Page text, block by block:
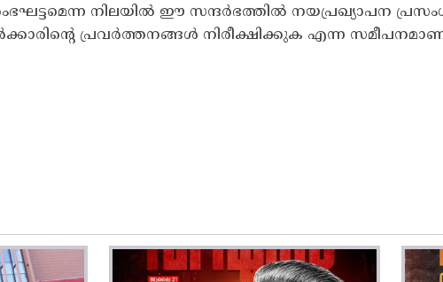
നിലയില്‍ ഈ സന്ദര്‍ഭത്തില്‍ നയപ്രഖ്യാപന
പ്രവര്‍ത്തനങ്ങള്‍ നിരീക്ഷിക്കുക എന്ന